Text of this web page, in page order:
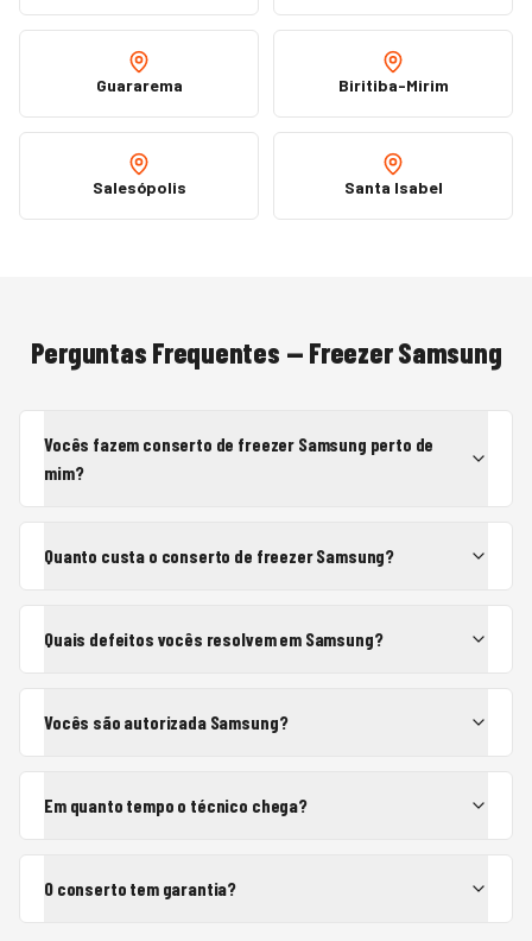
Guararema Biritiba-Mirim
Salesópolis Santa Isabel
Perguntas Frequentes — FreezerSamsung
Vocês fazem conserto de freezer Samsung perto de
mim?
Quanto custa o conserto de freezer Samsung?
Quais defeitos vocês resolvem em Samsung?
Vocês são autorizada Samsung?
Em quanto tempo o técnico chega?
O conserto tem garantia?